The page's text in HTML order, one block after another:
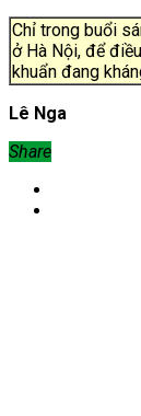
Chỉ trong buổi
ở Hà Nội, để
khuẩn đang
Lê Nga
Share